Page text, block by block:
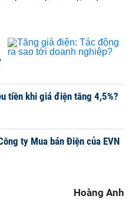
tiền khi giá điện tăng 4,5%?
ty Mua bán Điện của EVN
Hoàng Anh